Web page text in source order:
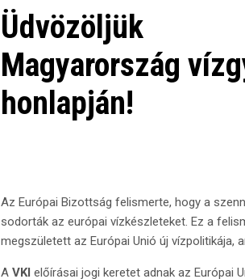
Üdvözöljük
Magyarország
honlapján!
Az Európai Bizottság felismerte, hogy a
sodorták az európai vízkészleteket. Ez a
megszületett az Európai Unió új vízpolitikája,
A VKI előírásai jogi keretet adnak az Európai